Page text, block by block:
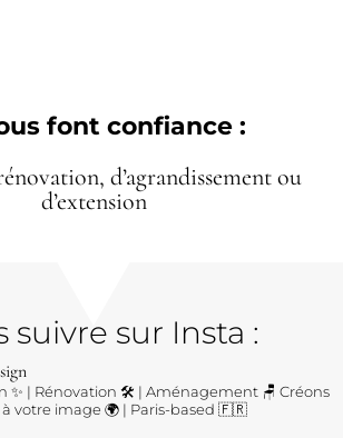
font confiance :
d’agrandissement ou
d’extension
suivre sur Insta :
✨ | Rénovation 🛠️ | Aménagement 🪑 Créons
à votre image 🌍 | Paris-based 🇫🇷